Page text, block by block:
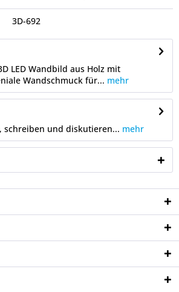
3D-692
LED Wandbild aus Holz mit
Wandschmuck für... mehr
schreiben und diskutieren... mehr